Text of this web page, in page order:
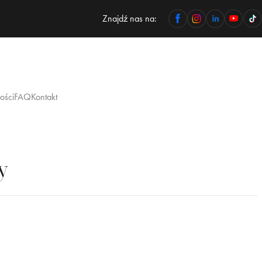
Znajdź nas na:
FAQKontakt